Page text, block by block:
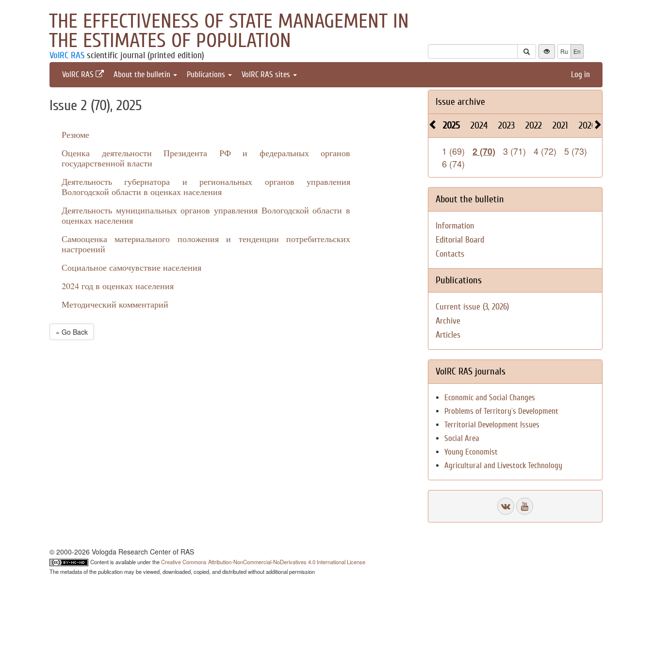
THE EFFECTIVENESS OF STATE MANAGEMENT IN
THE ESTIMATES OF POPULATION
VolRC RAS scientific journal (printed edition) Ru En
VolRC RAS About the bulletin Publications VolRC RAS sites Log in
Issue 2 (70), 2025
Резюме
Оценка деятельности Президента РФ и федеральных органов
государственной власти
Деятельность губернатора и региональных органов управления
Вологодской области в оценках населения
Деятельность муниципальных органов управления Вологодской области в
оценках населения
Самооценка материального положения и тенденции потребительских
настроений
Социальное самочувствие населения
2024 год в оценках населения
Методический комментарий
« Go Back
Issue archive
2025 2024 2023 2022 2021 2020
1 (69) 2 (70) 3 (71) 4 (72)
5 (73)
6 (74)
About the bulletin
Information
Editorial Board
Contacts
Publications
Current issue (3, 2026)
Archive
Articles
VolRC RAS journals
Economic and Social Changes
Problems of Territory`s Development
Territorial Development Issues
Social Area
Young Economist
Agricultural and Livestock Technology
© 2000-2026 Vologda Research Center of RAS
Content is available under theCreative Commons Attribution-NonCommercial-NoDerivatives 4.0 International License
The metadata of the publication may be viewed, downloaded, copied, and distributed without additional permission